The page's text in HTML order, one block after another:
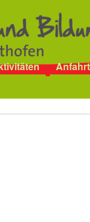
Anfahrt